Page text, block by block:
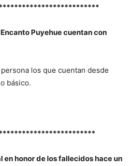
Puyehue cuentan con
los que cuentan desde
básico.
en honor de los fallecidos hace un